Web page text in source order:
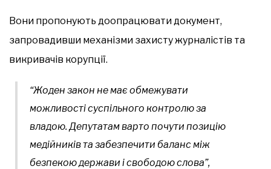
Вони пропонують доопрацювати документ,
запровадивши механізми захисту журналістів та
викривачів корупції.
“Жоден закон не має обмежувати
можливості суспільного контролю за
владою. Депутатам варто почути позицію
медійників та забезпечити баланс між
безпекою держави і свободою слова”,